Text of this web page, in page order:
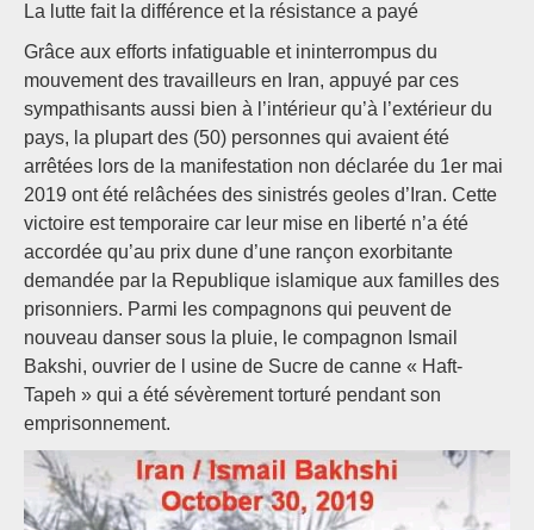
La lutte fait la différence et la résistance a payé
Grâce aux efforts infatiguable et ininterrompus du
mouvement des travailleurs en Iran, appuyé par ces
sympathisants aussi bien à l’intérieur qu’à l’extérieur du
pays, la plupart des (50) personnes qui avaient été
arrêtées lors de la manifestation non déclarée du 1er mai
2019 ont été relâchées des sinistrés geoles d’Iran. Cette
victoire est temporaire car leur mise en liberté n’a été
accordée qu’au prix dune d’une rançon exorbitante
demandée par la Republique islamique aux familles des
prisonniers. Parmi les compagnons qui peuvent de
nouveau danser sous la pluie, le compagnon Ismail
Bakshi, ouvrier de l usine de Sucre de canne « Haft-
Tapeh » qui a été sévèrement torturé pendant son
emprisonnement.